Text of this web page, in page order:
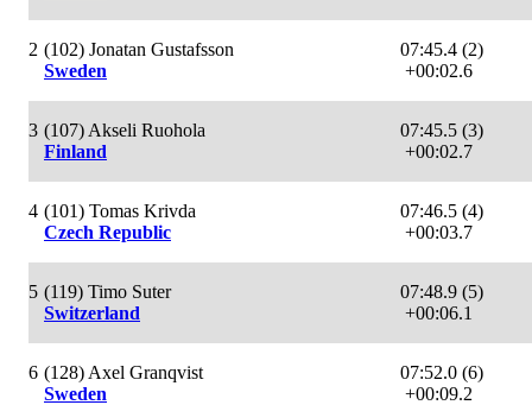
2 (102) Jonatan Gustafsson
Sweden
07:45.4 (2)
+00:02.6
3 (107) Akseli Ruohola
Finland
07:45.5 (3)
+00:02.7
4 (101) Tomas Krivda
Czech Republic
07:46.5 (4)
+00:03.7
5 (119) Timo Suter
Switzerland
07:48.9 (5)
+00:06.1
6 (128) Axel Granqvist
Sweden
07:52.0 (6)
+00:09.2